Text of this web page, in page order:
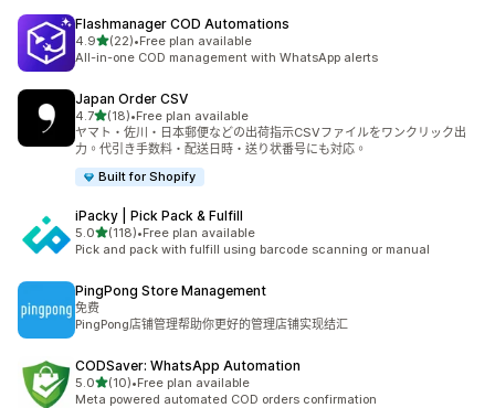
Flashmanager COD Automations
4.9滿分 5 顆星
(22)
共有 22 則評價
•Free plan available
All-in-one COD management with WhatsApp alerts
Japan Order CSV
4.7滿分 5 顆星
(18)
共有 18 則評價
•Free plan available
ヤマト・佐川・日本郵便などの出荷指示CSVファイルをワンクリック出
力。代引き手数料・配送日時・送り状番号にも対応。
Built for Shopify
iPacky | Pick Pack & Fulfill
5.0滿分 5 顆星
(118)
共有 118 則評價
•Free plan available
Pick and pack with fulfill using barcode scanning or manual
PingPong Store Management
免费
PingPong店铺管理帮助你更好的管理店铺实现结汇
CODSaver: WhatsApp Automation
5.0滿分 5 顆星
(10)
共有 10 則評價
•Free plan available
Meta powered automated COD orders confirmation